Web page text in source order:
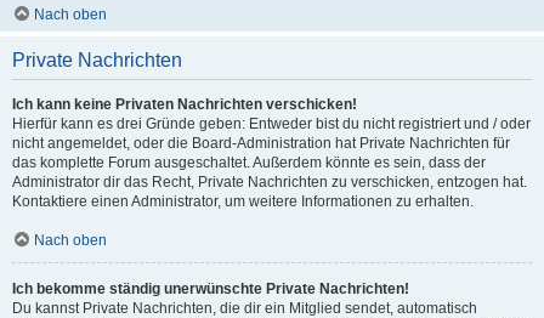
Nach oben
Private Nachrichten
Ich kann keine Privaten Nachrichten verschicken!
Hierfür kann es drei Gründe geben: Entweder bist du nicht registriert und / oder
nicht angemeldet, oder die Board-Administration hat Private Nachrichten für
das komplette Forum ausgeschaltet. Außerdem könnte es sein, dass der
Administrator dir das Recht, Private Nachrichten zu verschicken, entzogen hat.
Kontaktiere einen Administrator, um weitere Informationen zu erhalten.
Nach oben
Ich bekomme ständig unerwünschte Private Nachrichten!
Du kannst Private Nachrichten, die dir ein Mitglied sendet, automatisch